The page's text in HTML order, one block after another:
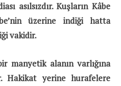
asılsızdır. Kuşların Kâbe
üzerine indiği hatta
vakidir.
manyetik alanın varlığına
yerine hurafelere